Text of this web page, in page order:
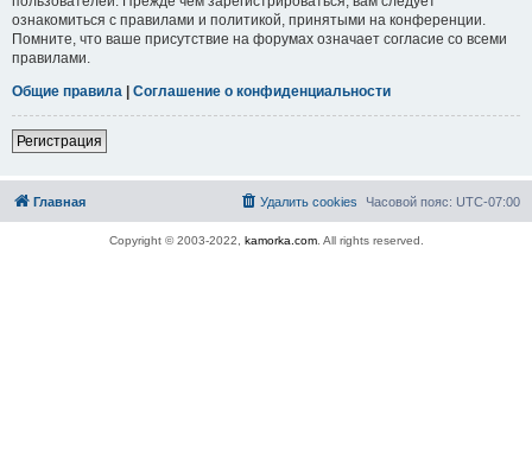
ознакомиться с правилами и политикой, принятыми на конференции.
Помните, что ваше присутствие на форумах означает согласие со всеми
правилами.
Общие правила | Соглашение о конфиденциальности
Регистрация
Главная Часовой пояс: UTC-07:00
Удалить cookies
Copyright © 2003-2022, kamorka.com. All rights reserved.